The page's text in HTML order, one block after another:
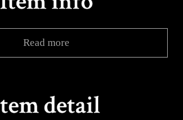
Read more